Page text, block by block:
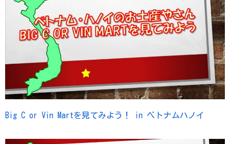
Big C or Vin Martを見てみよう！ in ベトナムハノイ